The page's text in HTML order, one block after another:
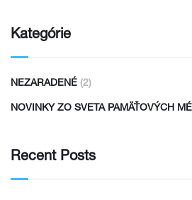
Kategórie
NEZARADENÉ (2)
NOVINKY ZO SVETA PAMÄŤOVÝCH
Recent Posts